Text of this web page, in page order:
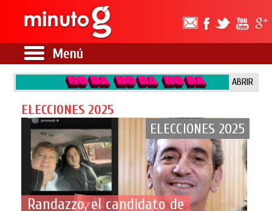
Menú
ABRIR
ELECCIONES 2025
ELECCIONES 2025
Randazzo, el candidato de